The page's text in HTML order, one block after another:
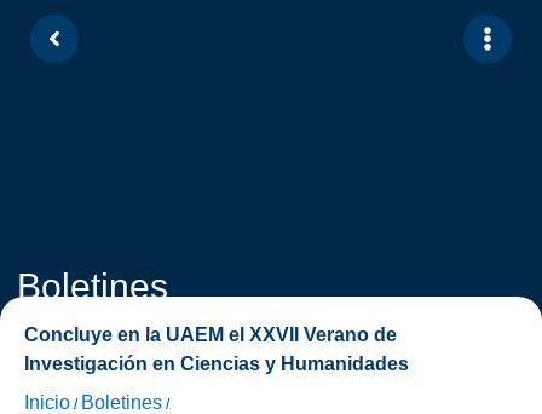
Boletines
Concluye en la UAEM el XXVII Verano de
Investigación en Ciencias y Humanidades
Inicio / Boletines /